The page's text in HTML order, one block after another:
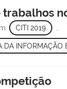
trabalhos
CITI 2019
DA INFORMAÇÃO